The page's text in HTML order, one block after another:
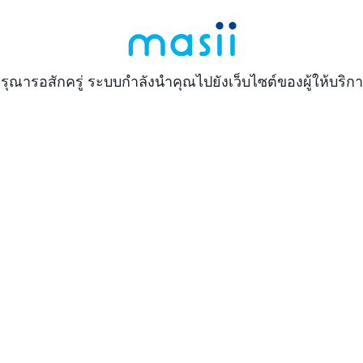
ณารอสักครู่ ระบบกำลังนำคุณไปยังเว็บไซต์ของผู้ให้บริก